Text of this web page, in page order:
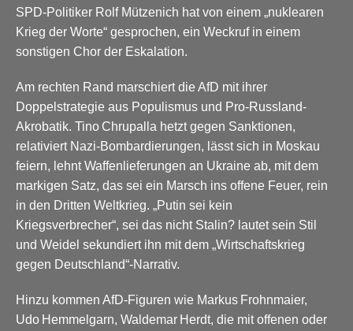
SPD-Politiker Rolf Mützenich hat von einem „nuklearen
Krieg der Worte“ gesprochen, ein Weckruf in einem
sonstigen Chor der Eskalation.
Am rechten Rand marschiert die AfD mit ihrer
Doppelstrategie aus Populismus und Pro-Russland-
Akrobatik. Tino Chrupalla hetzt gegen Sanktionen,
relativiert Nazi-Bombardierungen, lässt sich in Moskau
feiern, lehnt Waffenlieferungen an Ukraine ab, mit dem
markigen Satz, das sei ein Marsch ins offene Feuer, rein
in den Dritten Weltkrieg. „Putin sei kein
Kriegsverbrecher“, sei das nicht Stalin? lautet sein Stil
und Weidel sekundiert ihn mit dem „Wirtschaftskrieg
gegen Deutschland“-Narrativ.
Hinzu kommen AfD-Figuren wie Markus Frohnmaier,
Udo Hemmelgarn, Waldemar Herdt, die mit offenen oder